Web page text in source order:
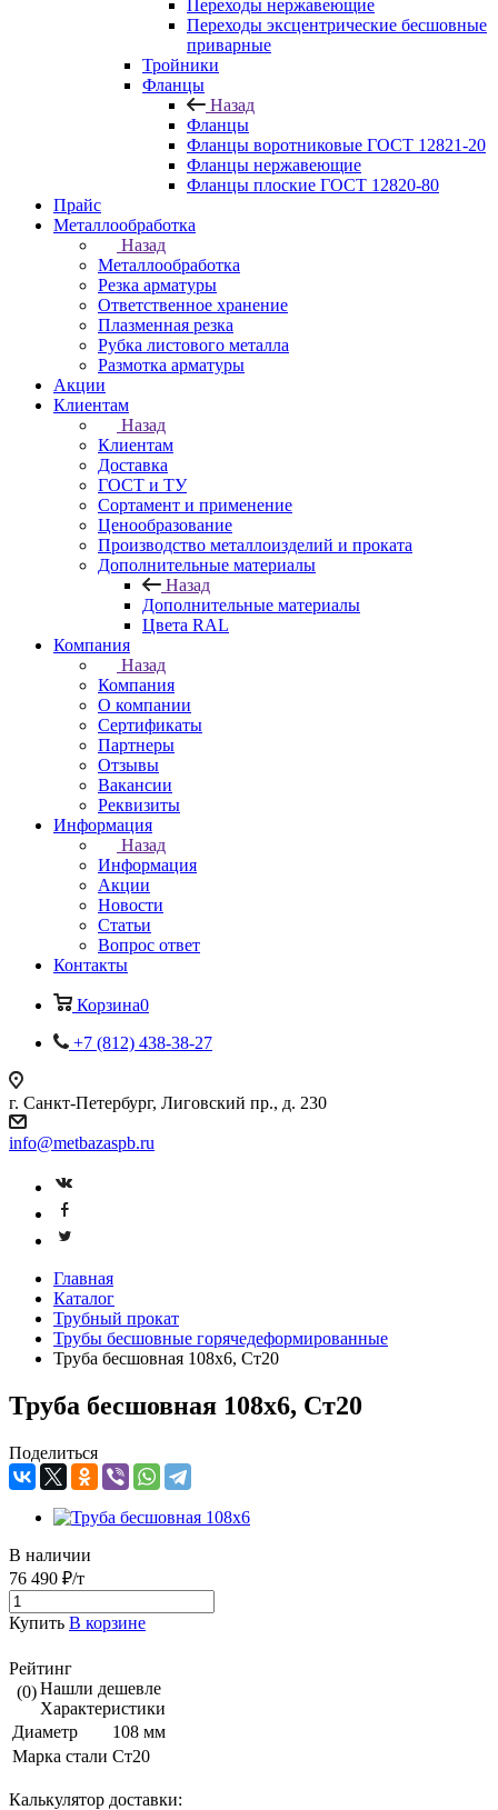
Переходы нержавеющие
Переходы эксцентрические бесшовные
приварные
Тройники
Фланцы
Назад
Фланцы
Фланцы воротниковые ГОСТ 12821-20
Фланцы нержавеющие
Фланцы плоские ГОСТ 12820-80
Прайс
Металлообработка
Назад
Металлообработка
Резка арматуры
Ответственное хранение
Плазменная резка
Рубка листового металла
Размотка арматуры
Акции
Клиентам
Назад
Клиентам
Доставка
ГОСТ и ТУ
Сортамент и применение
Ценообразование
Производство металлоизделий и проката
Дополнительные материалы
Назад
Дополнительные материалы
Цвета RAL
Компания
Назад
Компания
О компании
Сертификаты
Партнеры
Отзывы
Вакансии
Реквизиты
Информация
Назад
Информация
Акции
Новости
Статьи
Вопрос ответ
Контакты
Корзина0
+7 (812) 438-38-27
г. Санкт-Петербург, Лиговский пр., д. 230
info@metbazaspb.ru
Главная
Каталог
Трубный прокат
Трубы бесшовные горячедеформированные
Труба бесшовная 108х6, Ст20
Труба бесшовная 108х6, Ст20
Поделиться
В наличии
76 490 ₽/т
Купить В корзине
Рейтинг
(0)Нашли дешевле
Характеристики
Диаметр
108 мм
Марка стали Ст20
Калькулятор доставки: